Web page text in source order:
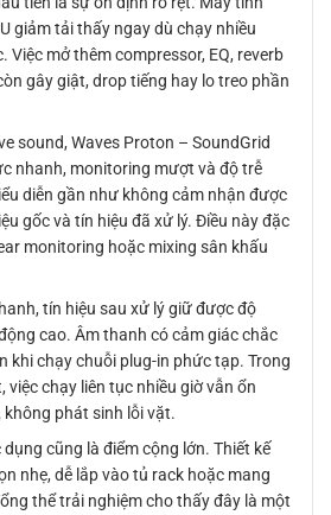
giảm tải thấy ngay dù chạy nhiều
Việc mở thêm compressor, EQ, reverb
gây giật, drop tiếng hay lo treo phần
sound, Waves Proton – SoundGrid
nhanh, monitoring mượt và độ trễ
diễn gần như không cảm nhận được
gốc và tín hiệu đã xử lý. Điều này đặc
monitoring hoặc mixing sân khấu
tín hiệu sau xử lý giữ được độ
cao. Âm thanh có cảm giác chắc
khi chạy chuỗi plug-in phức tạp. Trong
chạy liên tục nhiều giờ vẫn ổn
phát sinh lỗi vặt.
cũng là điểm cộng lớn. Thiết kế
nhẹ, dễ lắp vào tủ rack hoặc mang
thể trải nghiệm cho thấy đây là một